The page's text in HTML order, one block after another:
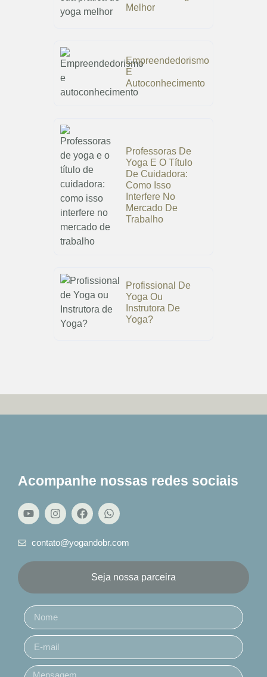
Melhor
Empreendedorismo
E
Autoconhecimento
Professoras De
Yoga E O Título
De Cuidadora:
Como Isso
Interfere No
Mercado De
Trabalho
Profissional De
Yoga Ou
Instrutora De
Yoga?
Acompanhe nossas redes sociais
contato@yogandobr.com
Seja nossa parceira